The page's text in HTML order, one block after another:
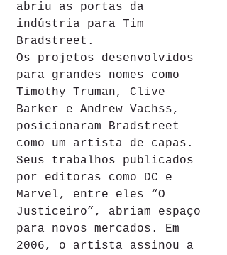
abriu as portas da
indústria para Tim
Bradstreet.
Os projetos desenvolvidos
para grandes nomes como
Timothy Truman, Clive
Barker e Andrew Vachss,
posicionaram Bradstreet
como um artista de capas.
Seus trabalhos publicados
por editoras como DC e
Marvel, entre eles “O
Justiceiro”, abriam espaço
para novos mercados. Em
2006, o artista assinou a